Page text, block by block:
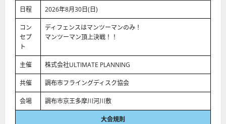
日程 2026年8月30日(日)
コン
セプ
ト
ディフェンスはマンツーマンのみ！
マンツーマン頂上決戦！！
主催 株式会社ULTIMATE PLANNING
共催 調布市フライングディスク協会
会場 調布市京王多摩川河川敷
大会規則